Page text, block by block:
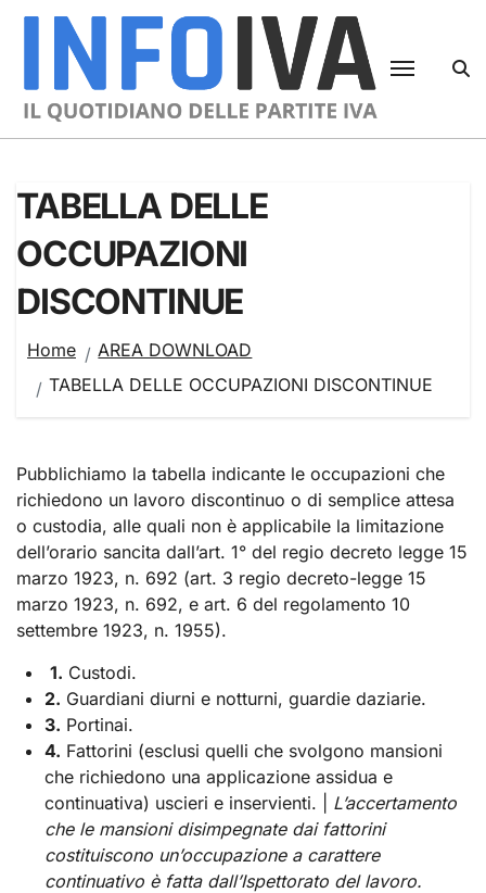
Skip
TABELLA DELLE
OCCUPAZIONI
DISCONTINUE
Home
AREA DOWNLOAD
TABELLA DELLE OCCUPAZIONI DISCONTINUE
Pubblichiamo la tabella indicante le occupazioni che
richiedono un lavoro discontinuo o di semplice attesa
o custodia, alle quali non è applicabile la limitazione
dell’orario sancita dall’art. 1° del regio decreto legge 15
marzo 1923, n. 692 (art. 3 regio decreto-legge 15
marzo 1923, n. 692, e art. 6 del regolamento 10
settembre 1923, n. 1955).
1. Custodi.
2. Guardiani diurni e notturni, guardie daziarie.
3. Portinai.
4. Fattorini (esclusi quelli che svolgono mansioni
che richiedono una applicazione assidua e
continuativa) uscieri e inservienti. | L’accertamento
che le mansioni disimpegnate dai fattorini
costituiscono un’occupazione a carattere
continuativo è fatta dall’Ispettorato del lavoro.